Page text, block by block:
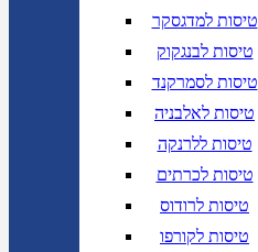
טיסות למדגסקר
טיסות לבנגקוק
טיסות לסמרקנד
טיסות לאלבניה
טיסות ללרנקה
טיסות לכרתים
טיסות לרודוס
טיסות לקורפו